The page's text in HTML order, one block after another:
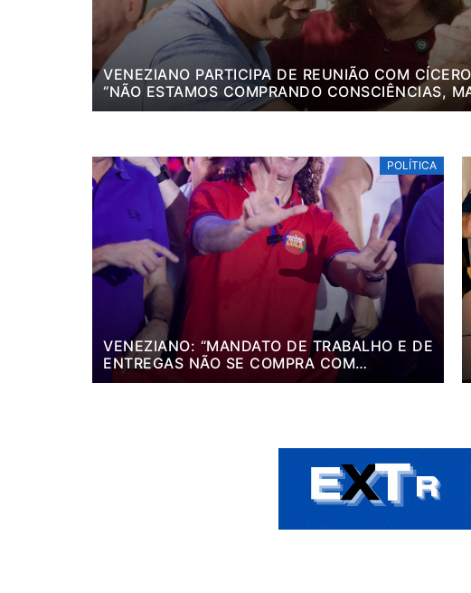
VENEZIANO PARTICIPA DE REUNIÃO COM
“NÃO ESTAMOS COMPRANDO CONSCIÊNCIAS,
POLÍTICA
VENEZIANO: “MANDATO DE TRABALHO E DE
ENTREGAS NÃO SE COMPRA COM
DINHEIRO, SE CONQUISTA COM TRABALHO”